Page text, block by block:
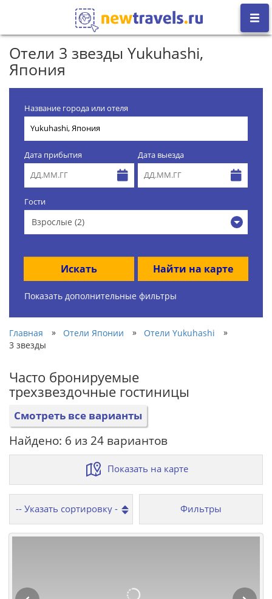
Отели 3 звезды Yukuhashi,
Япония
Название города или отеля
Дата прибытия Дата выезда
Гости
Взрослые (2)
Искать Найти на карте
Показать дополнительные фильтры
Главная » Отели Японии » Отели Yukuhashi
»
3 звезды
Часто бронируемые
трехзвездочные гостиницы
Смотреть все варианты
Найдено: 6 из 24 вариантов
Показать на карте
Фильтры